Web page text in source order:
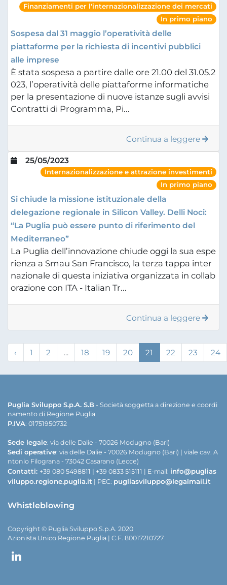
Finanziamenti per l'internazionalizzazione dei mercati
In primo piano
Sospesa dal 31 maggio l’operatività delle
piattaforme per la richiesta di incentivi pubblici
alle imprese
È stata sospesa a partire dalle ore 21.00 del 31.05.2
023, l’operatività delle piattaforme informatiche
per la presentazione di nuove istanze sugli avvisi
Contratti di Programma, Pi...
Continua a leggere
25/05/2023
Internazionalizzazione e attrazione investimenti
In primo piano
Si chiude la missione istituzionale della
delegazione regionale in Silicon Valley. Delli Noci:
“La Puglia può essere punto di riferimento del
Mediterraneo”
La Puglia dell’innovazione chiude oggi la sua espe
rienza a Smau San Francisco, la terza tappa inter
nazionale di questa iniziativa organizzata in collab
orazione con ITA - Italian Tr...
Continua a leggere
‹ 1 2 ... 18 19 20 21 22 23 24
Puglia Sviluppo S.p.A. S.B - Società soggetta a direzione e coordi
namento di Regione Puglia
P.IVA: 01751950732
Sede legale: via delle Dalie - 70026 Modugno (Bari)
Sedi operative: via delle Dalie - 70026 Modugno (Bari) | viale cav. A
ntonio Filograna - 73042 Casarano (Lecce)
Contatti: +39 080 5498811 | +39 0833 515111 | E-mail: info@puglias
viluppo.regione.puglia.it | PEC: pugliasviluppo@legalmail.it
Whistleblowing
Copyright © Puglia Sviluppo S.p.A. 2020
Azionista Unico Regione Puglia | C.F. 80017210727